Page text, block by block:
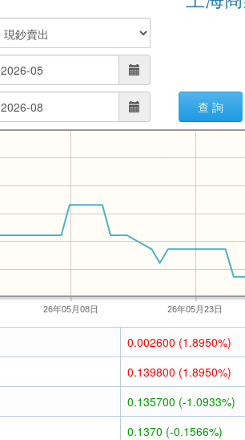
查 詢
26年05月08日 26年05月23日
0.002600 (1.8950%)
0.139800 (1.8950%)
0.135700 (-1.0933%)
0.1370 (-0.1566%)